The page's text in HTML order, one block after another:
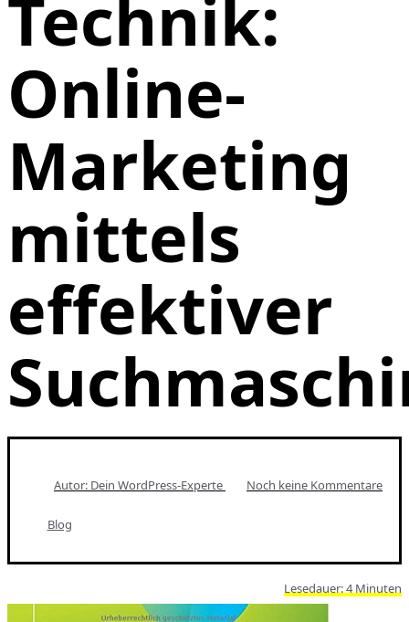
Technik:
Online-
Marketing
mittels
effektiver
Autor: Dein WordPress-Experte Noch keine Kommentare
Blog
Lesedauer:4 Minuten